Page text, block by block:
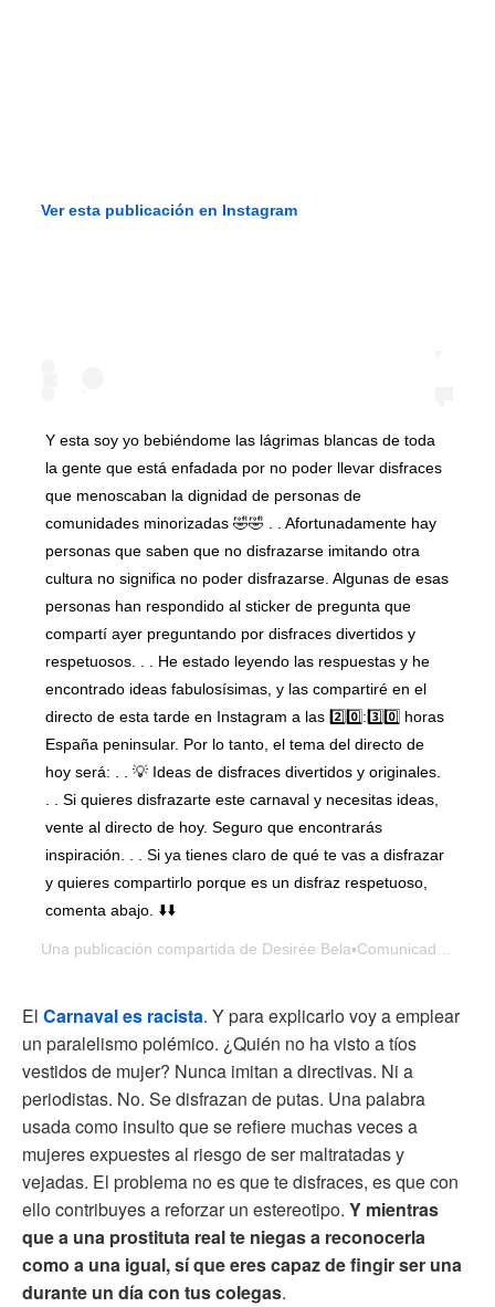
Ver esta publicación en Instagram
Y esta soy yo bebiéndome las lágrimas blancas de toda
la gente que está enfadada por no poder llevar disfraces
que menoscaban la dignidad de personas de
comunidades minorizadas 🤣🤣 . . Afortunadamente hay
personas que saben que no disfrazarse imitando otra
cultura no significa no poder disfrazarse. Algunas de esas
personas han respondido al sticker de pregunta que
compartí ayer preguntando por disfraces divertidos y
respetuosos. . . He estado leyendo las respuestas y he
encontrado ideas fabulosísimas, y las compartiré en el
directo de esta tarde en Instagram a las 2️⃣0️⃣:3️⃣0️⃣ horas
España peninsular. Por lo tanto, el tema del directo de
hoy será: . . 💡 Ideas de disfraces divertidos y originales.
. . Si quieres disfrazarte este carnaval y necesitas ideas,
vente al directo de hoy. Seguro que encontrarás
inspiración. . . Si ya tienes claro de qué te vas a disfrazar
y quieres compartirlo porque es un disfraz respetuoso,
comenta abajo. ⬇️⬇️
Una publicación compartida de Desirée Bela▪️Comunicadora
El Carnaval es racista. Y para explicarlo voy a emplear
un paralelismo polémico. ¿Quién no ha visto a tíos
vestidos de mujer? Nunca imitan a directivas. Ni a
periodistas. No. Se disfrazan de putas. Una palabra
usada como insulto que se refiere muchas veces a
mujeres expuestes al riesgo de ser maltratadas y
vejadas. El problema no es que te disfraces, es que con
ello contribuyes a reforzar un estereotipo. Y mientras
que a una prostituta real te niegas a reconocerla
como a una igual, sí que eres capaz de fingir ser una
durante un día con tus colegas.